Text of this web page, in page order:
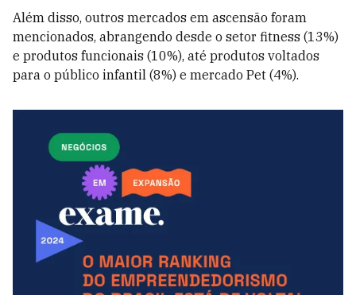
Além disso, outros mercados em ascensão foram
mencionados, abrangendo desde o setor fitness (13%)
e produtos funcionais (10%), até produtos voltados
para o público infantil (8%) e mercado Pet (4%).